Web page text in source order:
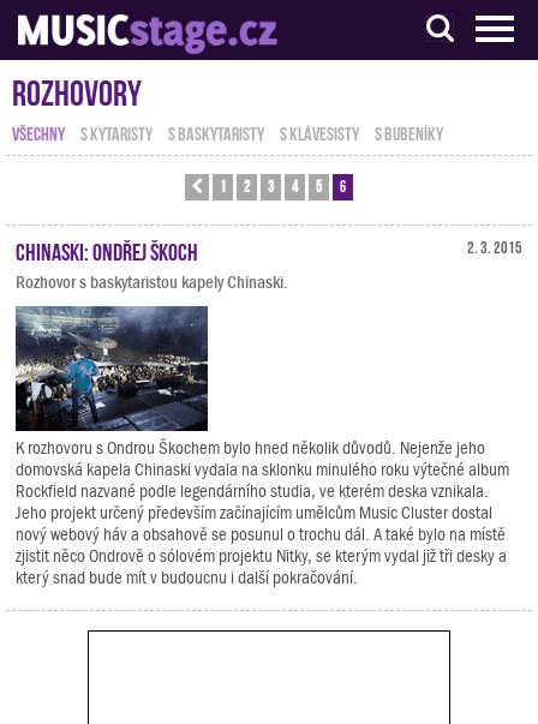
S muzikanty pro muzikanty
Rozhovory
VŠECHNY S KYTARISTY S BASKYTARISTY S KLÁVESISTY S BUBENÍKY
Předchozí
1 2 3 4 5 6
2. 3. 2015
Chinaski: Ondřej Škoch
Rozhovor s baskytaristou kapely Chinaski.
K rozhovoru s Ondrou Škochem bylo hned několik důvodů. Nejenže jeho
domovská kapela Chinaski vydala na sklonku minulého roku výtečné album
Rockfield nazvané podle legendárního studia, ve kterém deska vznikala.
Jeho projekt určený především začínajícím umělcům Music Cluster dostal
nový webový háv a obsahově se posunul o trochu dál. A také bylo na místě
zjistit něco Ondrově o sólovém projektu Nitky, se kterým vydal již tři desky a
který snad bude mít v budoucnu i další pokračování.